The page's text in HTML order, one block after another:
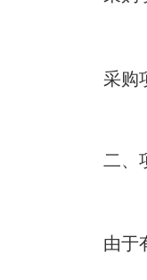
采购
二、
由于